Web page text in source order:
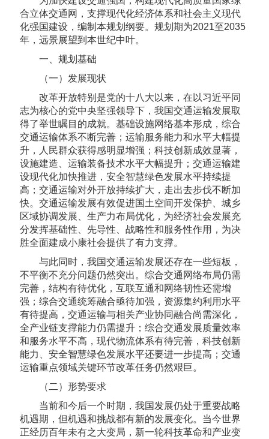
合立体交通网，支撑现代化经济体系和社会主义现代
化强国建设，编制本规划纲要。规划期为2021至2035
年，远景展望到本世纪中叶。
一、规划基础
（一）发展现状
改革开放特别是党的十八大以来，在以习近平同
志为核心的党中央坚强领导下，我国交通运输发展取
得了举世瞩目的成就。基础设施网络基本形成，综合
交通运输体系不断完善；运输服务能力和水平大幅提
升，人民群众获得感明显增强；科技创新成效显著，
设施建造、运输装备技术水平大幅提升；交通运输建
设现代化加快推进，安全智慧绿色发展水平持续提
高；交通运输对外开放持续扩大，走出去步伐不断加
快。交通运输发展有效促进国土空间开发保护、城乡
区域协调发展、生产力布局优化，为经济社会发展充
分发挥基础性、先导性、战略性和服务性作用，为决
胜全面建成小康社会提供了有力支撑。
与此同时，我国交通运输发展还存在一些短板，
不平衡不充分问题仍然突出。综合交通网络布局仍需
完善，结构有待优化，互联互通和网络韧性还需增
强；综合交通统筹融合亟待加强，资源集约利用水平
有待提高，交通运输与相关产业协同融合尚需深化，
全产业链支撑能力仍需提升；综合交通发展质量效率
和服务水平不高，现代物流体系有待完善，科技创新
能力、安全智慧绿色发展水平还要进一步提高；交通
运输重点领域关键环节改革任务仍然艰巨。
（二）形势要求
当前和今后一个时期，我国发展仍处于重要战略
机遇期，但机遇和挑战都有新的发展变化。当今世界
正经历百年未有之大变局，新一轮科技革命和产业变